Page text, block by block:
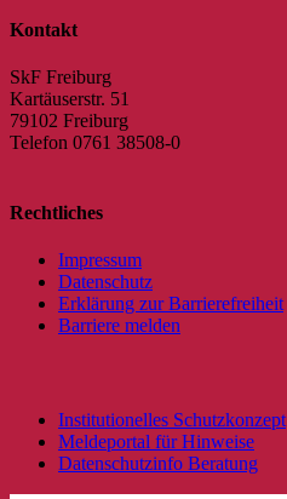
Mail
Kontakt
SkF Freiburg
Kartäuserstr. 51
79102 Freiburg
Telefon 0761 38508-0
Rechtliches
Impressum
Datenschutz
Erklärung zur Barrierefreiheit
Barriere melden
Institutionelles Schutzkonzept
Meldeportal für Hinweise
Datenschutzinfo Beratung